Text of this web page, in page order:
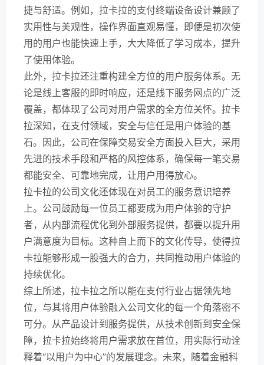
捷与舒适。例如，拉卡拉的支付终端设备设计兼顾了
实用性与美观性，操作界面直观易懂，即便是初次使
用的用户也能快速上手，大大降低了学习成本，提升
了使用体验。
此外，拉卡拉还注重构建全方位的用户服务体系。无
论是线上客服的即时响应，还是线下服务网点的广泛
覆盖，都体现了公司对用户需求的全方位关怀。拉卡
拉深知，在支付领域，安全与信任是用户体验的基
石。因此，公司在保障交易安全方面投入巨大，采用
先进的技术手段和严格的风控体系，确保每一笔交易
都能安全、可靠地完成，让用户用得放心。
拉卡拉的公司文化还体现在对员工的服务意识培养
上。公司鼓励每一位员工都要成为用户体验的守护
者，从内部流程优化到外部服务提供，都要以提升用
户满意度为目标。这种自上而下的文化传导，使得拉
卡拉能够形成一股强大的合力，共同推动用户体验的
持续优化。
综上所述，拉卡拉之所以能在支付行业占据领先地
位，与其将用户体验融入公司文化的每一个角落密不
可分。从产品设计到服务提供，从技术创新到安全保
障，拉卡拉始终将用户需求放在首位，用实际行动诠
释着“以用户为中心”的发展理念。未来，随着金融科